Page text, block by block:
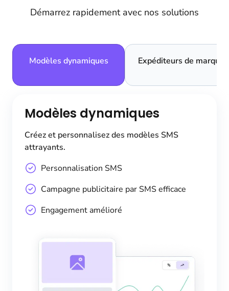
Démarrez rapidement avec nos solutions
Modèles dynamiques Expéditeurs de marque
Modèles dynamiques
Créez et personnalisez des modèles SMS
attrayants.
Personnalisation SMS
Campagne publicitaire par SMS efficace
Engagement amélioré